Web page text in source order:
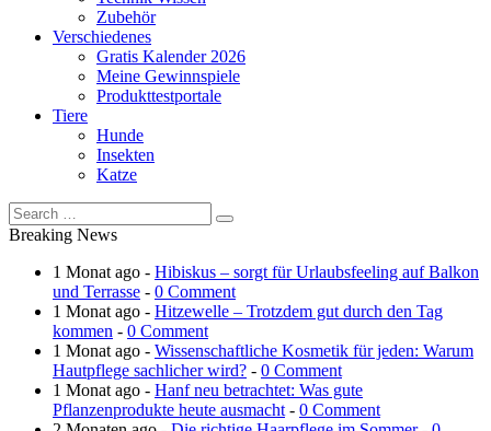
Zubehör
Verschiedenes
Gratis Kalender 2026
Meine Gewinnspiele
Produkttestportale
Tiere
Hunde
Insekten
Katze
Breaking News
1 Monat ago - Hibiskus – sorgt für Urlaubsfeeling auf Balkon
und Terrasse - 0 Comment
1 Monat ago - Hitzewelle – Trotzdem gut durch den Tag
kommen - 0 Comment
1 Monat ago - Wissenschaftliche Kosmetik für jeden: Warum
Hautpflege sachlicher wird? - 0 Comment
1 Monat ago - Hanf neu betrachtet: Was gute
Pflanzenprodukte heute ausmacht - 0 Comment